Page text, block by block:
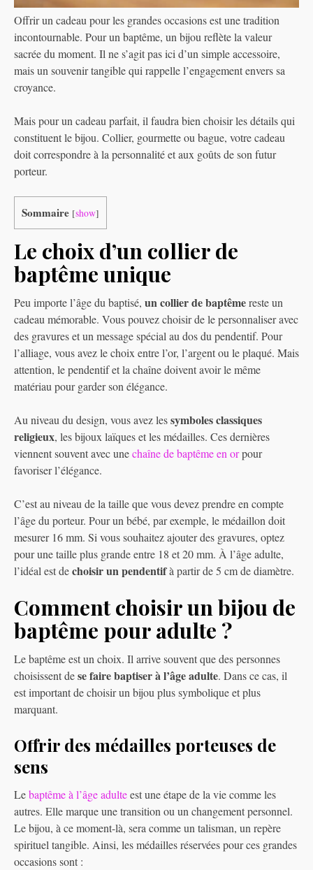
Offrir un cadeau pour les grandes occasions est une tradition
incontournable. Pour un baptême, un bijou reflète la valeur
sacrée du moment. Il ne s’agit pas ici d’un simple accessoire,
mais un souvenir tangible qui rappelle l’engagement envers sa
croyance.
Mais pour un cadeau parfait, il faudra bien choisir les détails qui
constituent le bijou. Collier, gourmette ou bague, votre cadeau
doit correspondre à la personnalité et aux goûts de son futur
porteur.
Sommaire [show]
Le choix d’un collier de
baptême unique
Peu importe l’âge du baptisé, un collier de baptêmereste un
cadeau mémorable. Vous pouvez choisir de le personnaliser avec
des gravures et un message spécial au dos du pendentif. Pour
l’alliage, vous avez le choix entre l’or, l’argent ou le plaqué. Mais
attention, le pendentif et la chaîne doivent avoir le même
matériau pour garder son élégance.
Au niveau du design, vous avez lessymboles classiques
religieux, les bijoux laïques et les médailles. Ces dernières
viennent souvent avec unechaîne de baptême en orpour
favoriser l’élégance.
C’est au niveau de la taille que vous devez prendre en compte
l’âge du porteur. Pour un bébé, par exemple, le médaillon doit
mesurer 16 mm. Si vous souhaitez ajouter des gravures, optez
pour une taille plus grande entre 18 et 20 mm. À l’âge adulte,
l’idéal est dechoisir un pendentifà partir de 5 cm de diamètre.
Comment choisir un bijou de
baptême pour adulte ?
Le baptême est un choix. Il arrive souvent que des personnes
choisissent dese faire baptiser à l’âge adulte. Dans ce cas, il
est important de choisir un bijou plus symbolique et plus
marquant.
Offrir des médailles porteuses de
sens
Lebaptême à l’âge adulteest une étape de la vie comme les
autres. Elle marque une transition ou un changement personnel.
Le bijou, à ce moment-là, sera comme un talisman, un repère
spirituel tangible. Ainsi, les médailles réservées pour ces grandes
occasions sont :